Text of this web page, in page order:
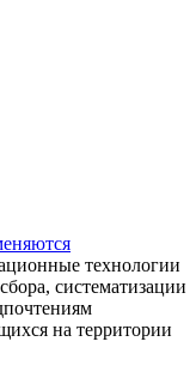
технологии
систематизации
на территории